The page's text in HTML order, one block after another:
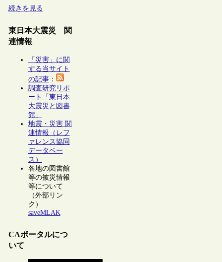
続きを見る
東日本大震災 関
連情報
「災害」に関
する当サイト
の記事：
調査研究リポ
ート「東日本
大震災と図書
館」
地震・災害 関
連情報（レフ
ァレンス協同
データベー
ス）
各地の図書館
等の被災情報
等について
（外部リン
ク）
saveMLAK
CAポータルにつ
いて